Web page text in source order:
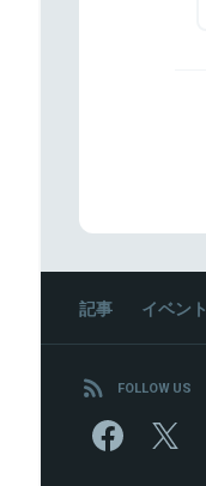
記事 イベント
FOLLOW US